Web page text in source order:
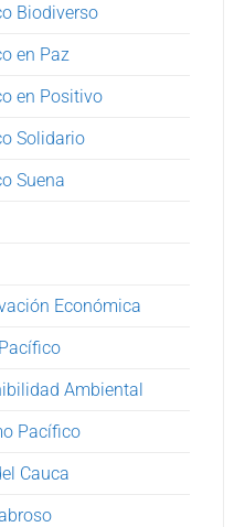
Biodiverso
en Paz
en Positivo
Solidario
Suena
Económica
Ambiental
Pacífico
Cauca